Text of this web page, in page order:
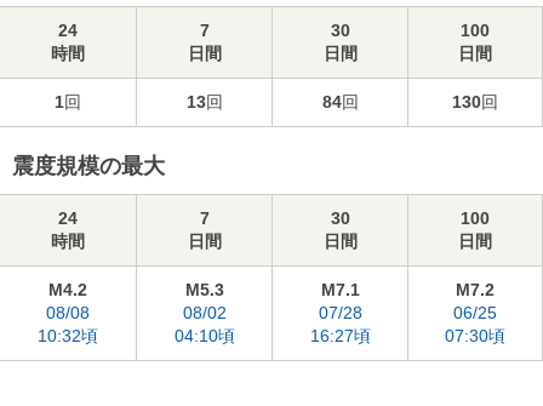
24
時間
7
日間
30
日間
100
日間
1回 13回 84回 130回
震度規模の最大
24
時間
7
日間
30
日間
100
日間
M4.2
08/08
10:32頃
M5.3
08/02
04:10頃
M7.1
07/28
16:27頃
M7.2
06/25
07:30頃